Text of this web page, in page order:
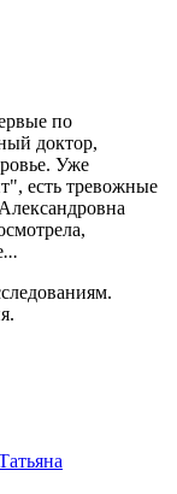
по
доктор,
Уже
есть тревожные
...